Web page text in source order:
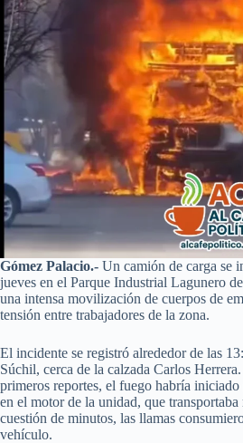
Gómez Palacio.- Un camión de carga se
jueves en el Parque Industrial Lagunero
una intensa movilización de cuerpos de
tensión entre trabajadores de la zona.
El incidente se registró alrededor de las
Súchil, cerca de la calzada Carlos
primeros reportes, el fuego habría
en el motor de la unidad, que
cuestión de minutos, las llamas
vehículo.